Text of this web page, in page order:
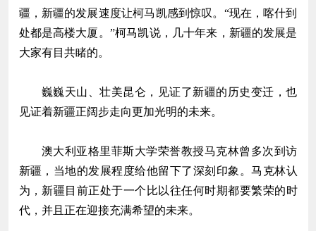
疆，新疆的发展速度让柯马凯感到惊叹。“现在，喀什到
处都是高楼大厦。”柯马凯说，几十年来，新疆的发展是
大家有目共睹的。
巍巍天山、壮美昆仑，见证了新疆的历史变迁，也
见证着新疆正阔步走向更加光明的未来。
澳大利亚格里菲斯大学荣誉教授马克林曾多次到访
新疆，当地的发展程度给他留下了深刻印象。马克林认
为，新疆目前正处于一个比以往任何时期都要繁荣的时
代，并且正在迎接充满希望的未来。